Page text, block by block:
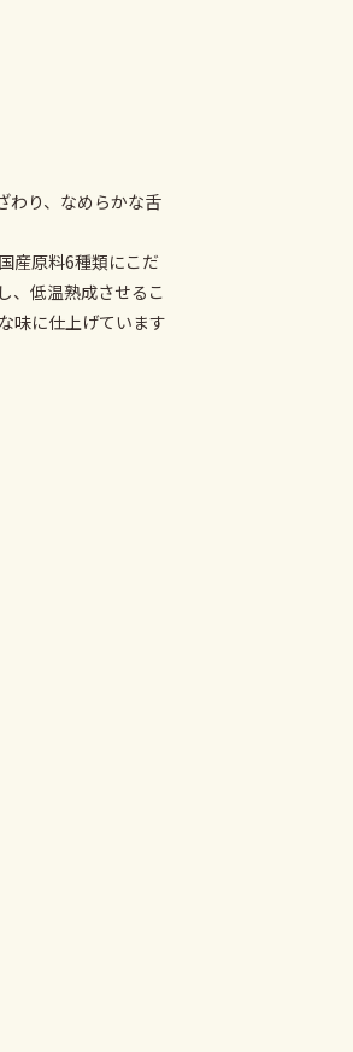
わり、なめらかな舌
産原料6種類にこだ
、低温熟成させるこ
味に仕上げています